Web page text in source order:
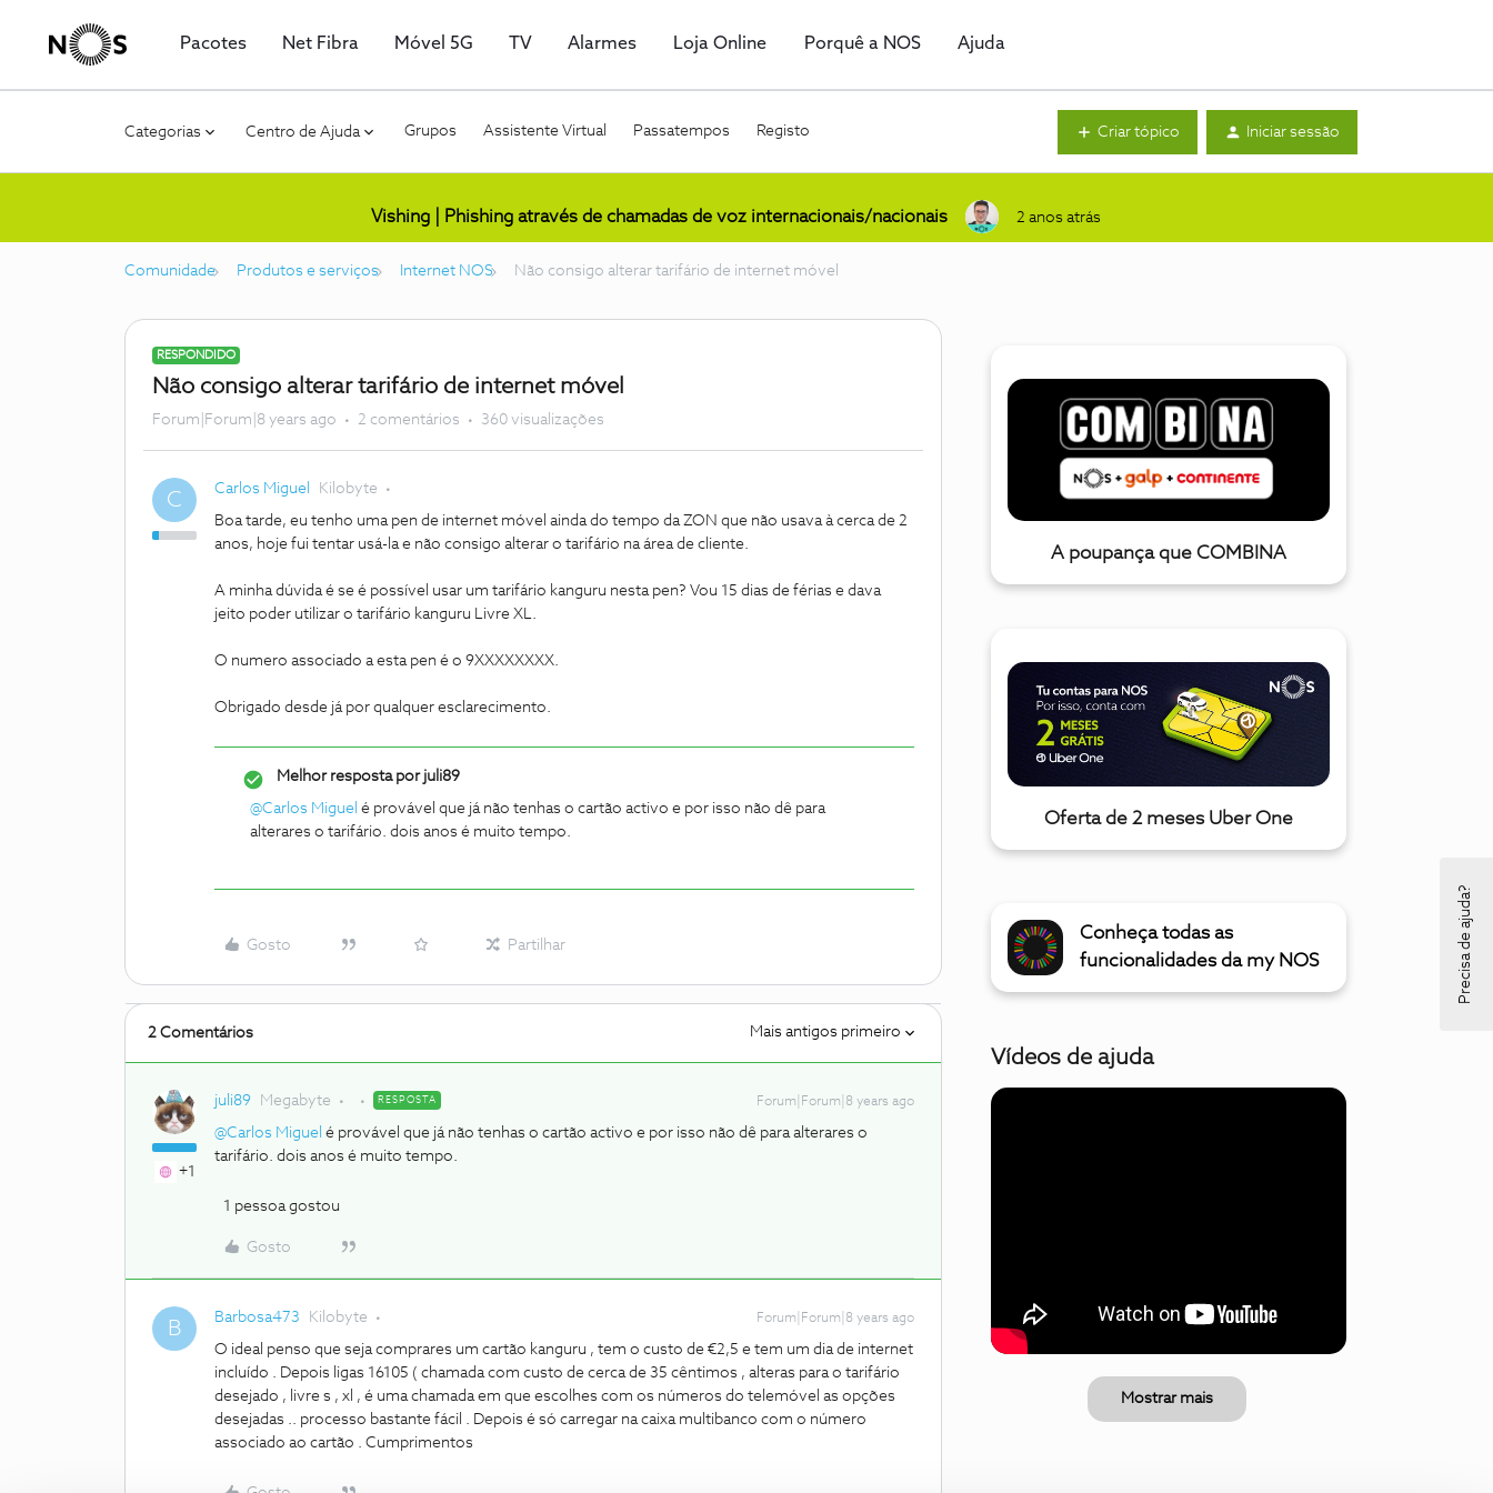
Pacotes Net Fibra Móvel 5G TV Alarmes Loja Online Porquê a NOS Ajuda
Categorias Centro de Ajuda Grupos Assistente Virtual Passatempos Registo Criar tópico Iniciar sessão
Vishing | Phishing através de chamadas de voz internacionais/nacionais 2 anos atrás
Comunidade Produtos e serviços Internet NOS Não consigo alterar tarifário de internet móvel
RESPONDIDO
Não consigo alterar tarifário de internet móvel
Forum|Forum|8 years ago 2 comentários 360 visualizações
C Carlos Miguel Kilobyte
Boa tarde, eu tenho uma pen de internet móvel ainda do tempo da ZON que não usava à cerca de 2
anos, hoje fui tentar usá-la e não consigo alterar o tarifário na área de cliente.
A minha dúvida é se é possível usar um tarifário kanguru nesta pen? Vou 15 dias de férias e dava
jeito poder utilizar o tarifário kanguru Livre XL.
O numero associado a esta pen é o 9XXXXXXXX.
Obrigado desde já por qualquer esclarecimento.
Melhor resposta porjuli89
@Carlos Miguel é provável que já não tenhas o cartão activo e por isso não dê para
alterares o tarifário. dois anos é muito tempo.
Gosto Partilhar
2 Comentários Mais antigos primeiro
+1
juli89 Megabyte RESPOSTA Forum|Forum|8 years ago
@Carlos Miguel é provável que já não tenhas o cartão activo e por isso não dê para alterares o
tarifário. dois anos é muito tempo.
1 pessoa gostou
Gosto
B Barbosa473 Kilobyte Forum|Forum|8 years ago
O ideal penso que seja comprares um cartão kanguru , tem o custo de €2,5 e tem um dia de internet
incluído . Depois ligas 16105 ( chamada com custo de cerca de 35 cêntimos , alteras para o tarifário
desejado , livre s , xl , é uma chamada em que escolhes com os números do telemóvel as opções
desejadas .. processo bastante fácil . Depois é só carregar na caixa multibanco com o número
associado ao cartão . Cumprimentos
A poupança que COMBINA
Oferta de 2 meses Uber One
Conheça todas as
funcionalidades da my NOS
Vídeos de ajuda
Mostrar mais
Precisa de ajuda?